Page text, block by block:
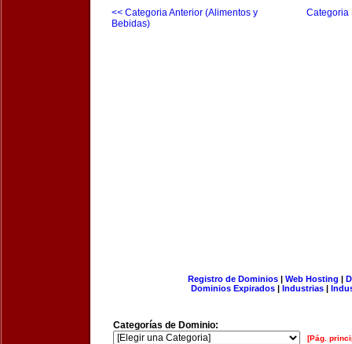
<< Categoria Anterior (Alimentos y
Bebidas)
Categoria
Registro de Dominios| Web Hosting |
Dominios Expirados | Industrias |
Categorías de Dominio:
[Pág.